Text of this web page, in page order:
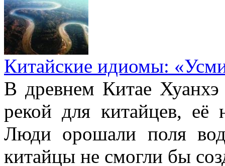
Китайские идиомы:
В древнем Китае
рекой для китайцев, её
Люди орошали поля
китайцы не смогли бы